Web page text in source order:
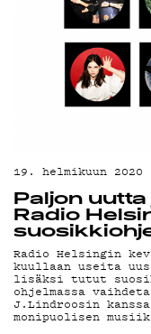
19. helmikuun 2020
Paljon
Radio
Radio Helsingin
kuullaan useita
lisäksi tutut
ohjelmassa
J.Lindroosin
monipuolisen